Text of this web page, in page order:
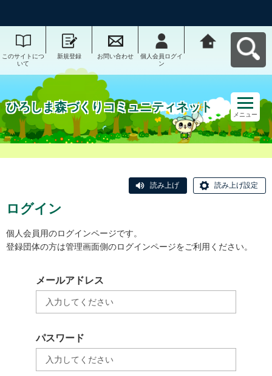
このサイトにつ
いて
新規登録 お問い合わせ
個人会員ログイ
ン
ひろしま森づくりコミュニティネット
メニュー
読み上げ 読み上げ設定
ログイン
個人会員用のログインページです。
登録団体の方は管理画面側のログインページをご利用ください。
メールアドレス
パスワード